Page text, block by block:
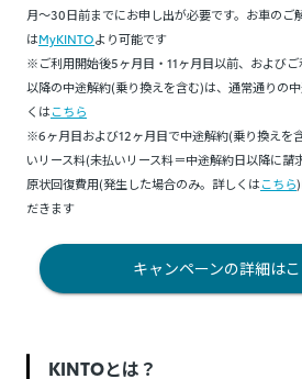
月～30日前までにお申し出が必要です。お車のご
はMyKINTOより可能です
※ご利用開始後5ヶ月目・11ヶ月目以前、および
以降の中途解約(乗り換えを含む)は、通常通りの
くはこちら
※6ヶ月目および12ヶ月目で中途解約(乗り換えを
いリース料(未払いリース料＝中途解約日以降に請
原状回復費用(発生した場合のみ。詳しくはこちら
だきます
キャンペーンの詳細は
KINTOとは？